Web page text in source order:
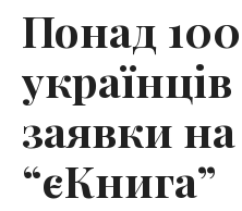
Понад
заявки
“єКнига”